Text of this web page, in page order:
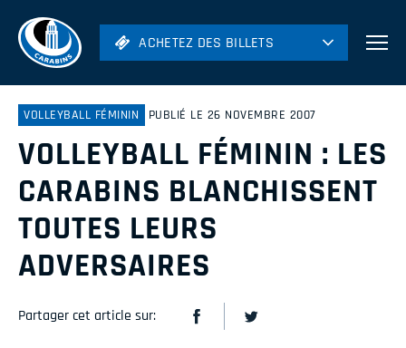
ACHETEZ DES BILLETS
Hockey
Soccer
Rugby
ACHETEZ DES BILLETS
VOLLEYBALL FÉMININ PUBLIÉ LE 26 NOVEMBRE 2007
VOLLEYBALL FÉMININ : LES
CARABINS BLANCHISSENT
TOUTES LEURS
ADVERSAIRES
Partager cet article sur: